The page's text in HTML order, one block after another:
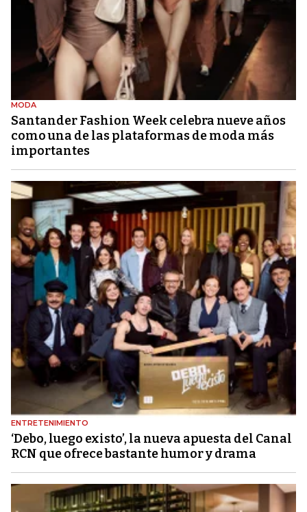
MODA
Santander Fashion Week celebra nueve años
como una de las plataformas de moda más
importantes
ENTRETENIMIENTO
‘Debo, luego existo’, la nueva apuesta del Canal
RCN que ofrece bastante humor y drama